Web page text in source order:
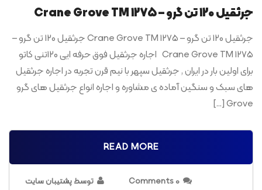
اردیبهشت
جرثقیل 120 تن گرو – Crane Grove TM 1275
جرثقیل 120 تن گرو – Crane Grove TM 1275 جرثقیل 120 تن گرو –
Crane Grove TM 1275 اجاره جرثقیل فوق حرفه ایی 120تنی کاتو
برای اولین بار در ایران , جرثقیل سپهر با نیم قرن تجربه در اجاره جرثقیل
های سبک و سنگین آماده ی مشاوره و اجاره انواع جرثقیل های گرو
Grove […]
READ MORE
0 Comments توسط پشتیبان سایت